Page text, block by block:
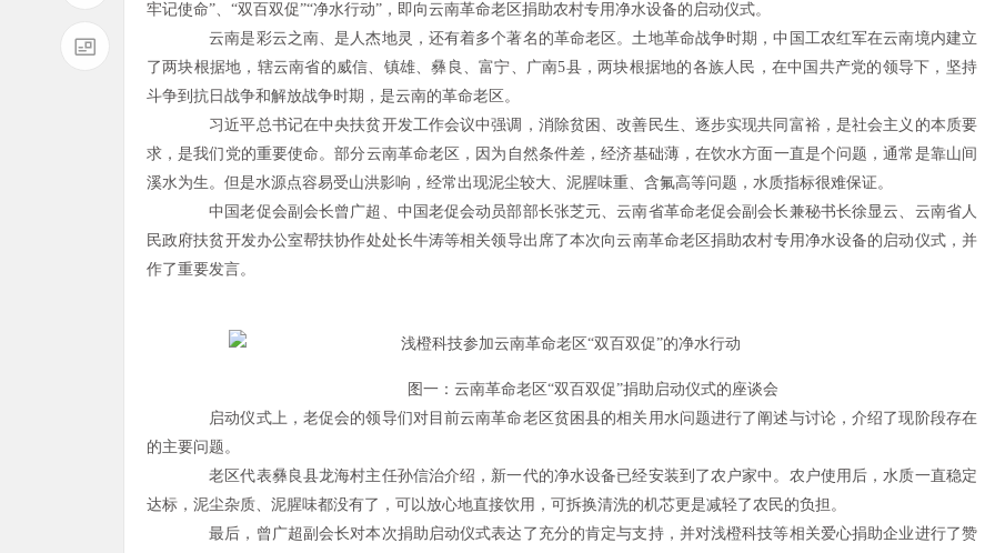
牢记使命”、“双百双促”“净水行动”，即向云南革命老区捐助农村专用净水设备的启动仪式。
云南是彩云之南、是人杰地灵，还有着多个著名的革命老区。土地革命战争时期，中国工农红军在云南境内建立
了两块根据地，辖云南省的威信、镇雄、彝良、富宁、广南5县，两块根据地的各族人民，在中国共产党的领导下，坚持
斗争到抗日战争和解放战争时期，是云南的革命老区。
习近平总书记在中央扶贫开发工作会议中强调，消除贫困、改善民生、逐步实现共同富裕，是社会主义的本质要
求，是我们党的重要使命。部分云南革命老区，因为自然条件差，经济基础薄，在饮水方面一直是个问题，通常是靠山间
溪水为生。但是水源点容易受山洪影响，经常出现泥尘较大、泥腥味重、含氟高等问题，水质指标很难保证。
中国老促会副会长曾广超、中国老促会动员部部长张芝元、云南省革命老促会副会长兼秘书长徐显云、云南省人
民政府扶贫开发办公室帮扶协作处处长牛涛等相关领导出席了本次向云南革命老区捐助农村专用净水设备的启动仪式，并
作了重要发言。
图一：云南革命老区“双百双促”捐助启动仪式的座谈会
启动仪式上，老促会的领导们对目前云南革命老区贫困县的相关用水问题进行了阐述与讨论，介绍了现阶段存在
的主要问题。
老区代表彝良县龙海村主任孙信治介绍，新一代的净水设备已经安装到了农户家中。农户使用后，水质一直稳定
达标，泥尘杂质、泥腥味都没有了，可以放心地直接饮用，可拆换清洗的机芯更是减轻了农民的负担。
最后，曾广超副会长对本次捐助启动仪式表达了充分的肯定与支持，并对浅橙科技等相关爱心捐助企业进行了赞